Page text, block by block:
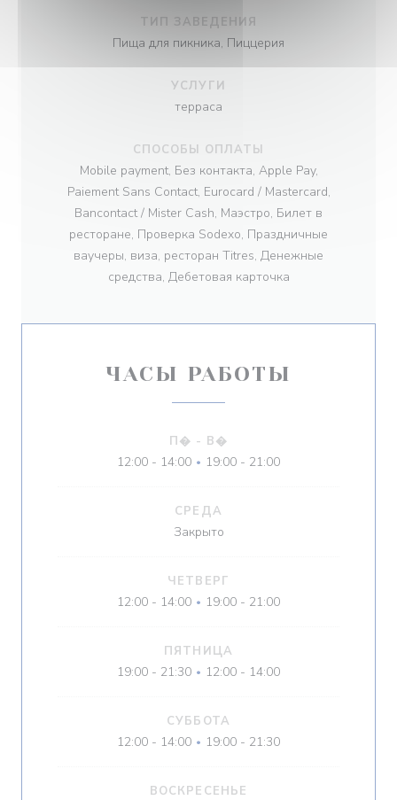
ТИП ЗАВЕДЕНИЯ
Пища для пикника, Пиццерия
УСЛУГИ
терраса
СПОСОБЫ ОПЛАТЫ
Mobile payment, Без контакта, Apple Pay,
Paiement Sans Contact, Eurocard / Mastercard,
Bancontact / Mister Cash, Маэстро, Билет в
ресторане, Проверка Sodexo, Праздничные
ваучеры, виза, ресторан Titres, Денежные
средства, Дебетовая карточка
ЧАСЫ РАБОТЫ
П� - В�
12:00 - 14:00 • 19:00 - 21:00
СРЕДА
Закрыто
ЧЕТВЕРГ
12:00 - 14:00 • 19:00 - 21:00
ПЯТНИЦА
19:00 - 21:30 • 12:00 - 14:00
СУББОТА
12:00 - 14:00 • 19:00 - 21:30
ВОСКРЕСЕНЬЕ